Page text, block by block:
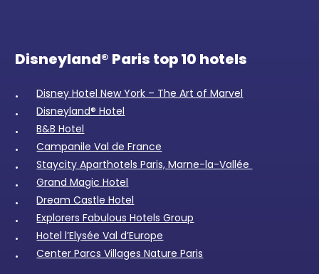
Disneyland® Paris top 10 hotels
Disney Hotel New York – The Art of Marvel
Disneyland® Hotel
B&B Hotel
Campanile Val de France
Staycity Aparthotels Paris, Marne-la-Vallée
Grand Magic Hotel
Dream Castle Hotel
Explorers Fabulous Hotels Group
Hotel l’Elysée Val d’Europe
Center Parcs Villages Nature Paris